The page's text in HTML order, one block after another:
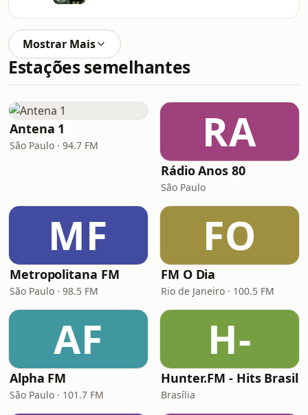
Mostrar Mais
Estações semelhantes
Antena 1
São Paulo · 94.7 FM RA
Rádio Anos 80
São Paulo
MF
Metropolitana FM
São Paulo · 98.5 FM
FO
FM O Dia
Rio de Janeiro · 100.5 FM
AF
Alpha FM
São Paulo · 101.7 FM
H-
Hunter.FM - Hits Brasil
Brasília